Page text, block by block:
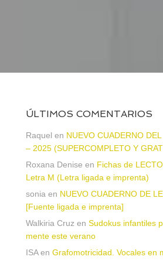
ÚLTIMOS COMENTARIOS
Raquel en NUEVO CUADERNO
– 2025 (SUPERCOMPLETO Y
Roxana Denise en Fichas de
Letra M (Letra ligada e imprenta)
sonia en NUEVO CUADERNO DE
[Fuente ligada e imprenta]
Walkiria Cruz en Sudokus infantiles
mente este verano
ISAen Grafomotricidad. Vocales en